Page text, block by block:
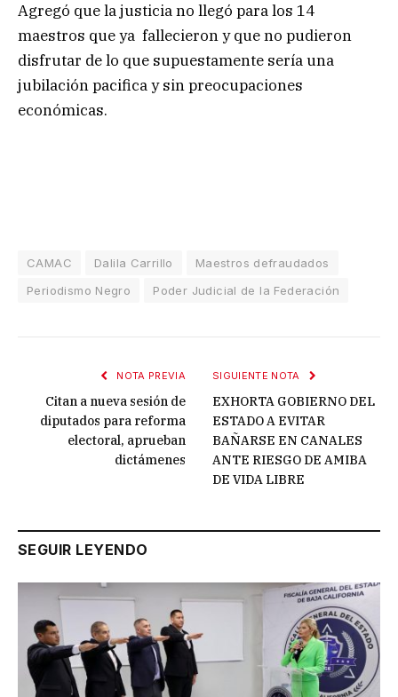
Agregó que la justicia no llegó para los 14
maestros que ya fallecieron y que no pudieron
disfrutar de lo que supuestamente sería una
jubilación pacifica y sin preocupaciones
económicas.
CAMAC Dalila Carrillo
Maestros defraudados
Periodismo Negro
Poder Judicial de la Federación
NOTA PREVIA
Citan a nueva sesión de
diputados para reforma
electoral, aprueban
dictámenes
SIGUIENTE NOTA
EXHORTA GOBIERNO DEL
ESTADO A EVITAR
BAÑARSE EN CANALES
ANTE RIESGO DE AMIBA
DE VIDA LIBRE
SEGUIR LEYENDO